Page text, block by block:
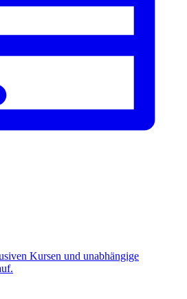
Kursen und unabhängige